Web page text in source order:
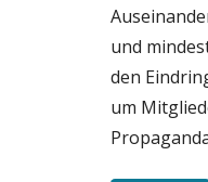
und
den
um